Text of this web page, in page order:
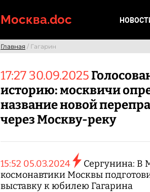
Москва.doc
Главная / Гагарин
17:27 30.09.2025
историю: москвичи
название новой
через Москву-реку
15:52 05.03.2024
Сергунина: В
космонавтики Москвы
выставку к юбилею Гагарина